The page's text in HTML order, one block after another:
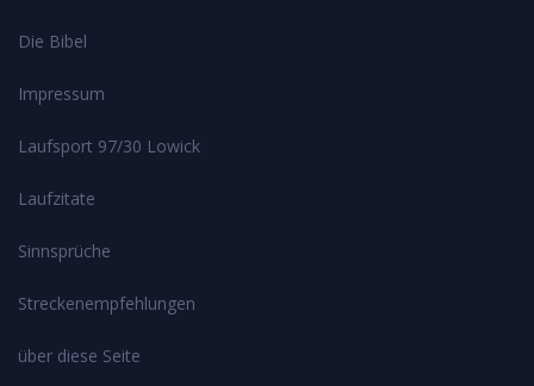
Die Bibel
Impressum
Laufsport 97/30 Lowick
Laufzitate
Sinnsprüche
Streckenempfehlungen
über diese Seite